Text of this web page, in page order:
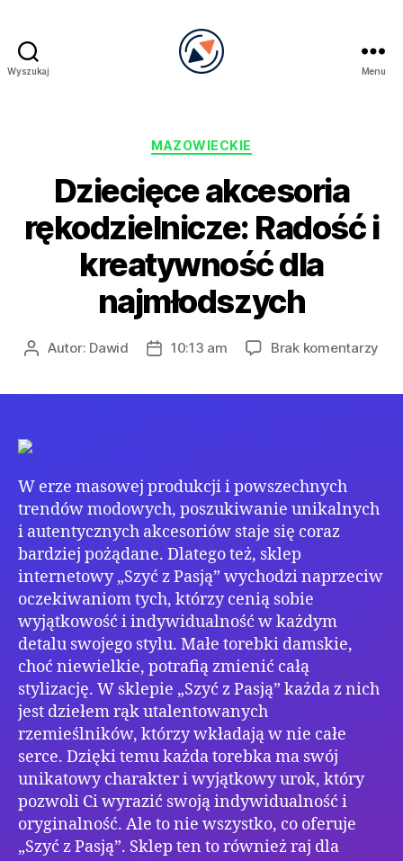
Wyszukaj Menu
Kategorie
MAZOWIECKIE
Dziecięce akcesoria
rękodzielnicze: Radość i
kreatywność dla
najmłodszych
AutorAutor: Dawid
Data10:13 am Brak komentarzy
W erze masowej produkcji i powszechnych
trendów modowych, poszukiwanie unikalnych
i autentycznych akcesoriów staje się coraz
bardziej pożądane. Dlatego też, sklep
internetowy „Szyć z Pasją” wychodzi naprzeciw
oczekiwaniom tych, którzy cenią sobie
wyjątkowość i indywidualność w każdym
detalu swojego stylu. Małe torebki damskie,
choć niewielkie, potrafią zmienić całą
stylizację. W sklepie „Szyć z Pasją” każda z nich
jest dziełem rąk utalentowanych
rzemieślników, którzy wkładają w nie całe
serce. Dzięki temu każda torebka ma swój
unikatowy charakter i wyjątkowy urok, który
pozwoli Ci wyrazić swoją indywidualność i
oryginalność. Ale to nie wszystko, co oferuje
„Szyć z Pasją”. Sklep ten to również raj dla